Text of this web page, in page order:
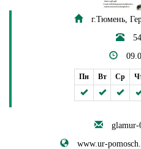
г.Тюмень,
Пн Вт Ср
glamur-
www.ur-